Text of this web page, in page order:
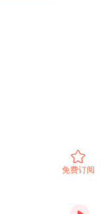
免费订阅